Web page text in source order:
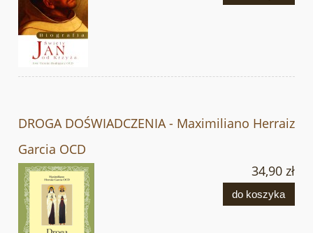
DROGA DOŚWIADCZENIA - Maximiliano Herraiz
Garcia OCD
34,90 zł
do koszyka